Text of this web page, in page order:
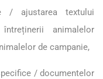
/ ajustarea textului
animalelor
de campanie,
/ documentelor